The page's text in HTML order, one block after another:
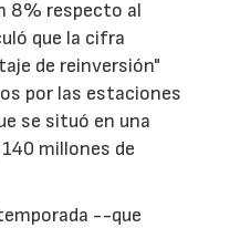
8% respecto al
que la cifra
de reinversión"
por las estaciones
se situó en una
millones de
--que